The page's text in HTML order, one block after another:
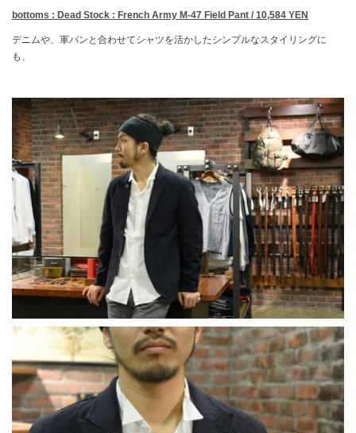
bottoms : Dead Stock : French Army M-47 Field Pant / 10,584 YEN
デニムや、軍パンと合わせてシャツを活かしたシンプルなスタイリングに
も、